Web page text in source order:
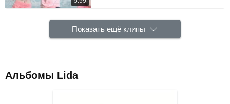
Показать ещё клипы
Альбомы Lida